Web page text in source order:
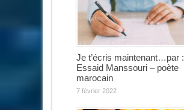
Je t’écris maintenant…par :
Essaid Manssouri – poète
marocain
7 février 2022